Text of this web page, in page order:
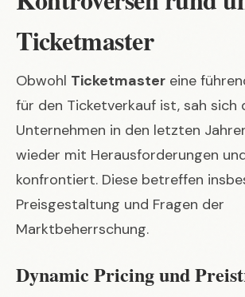
Ticketmaster
Obwohl Ticketmaster eine
für den Ticketverkauf ist, sah sich
Unternehmen in den letzten
wieder mit Herausforderungen
konfrontiert. Diese betreffen
Preisgestaltung und Fragen der
Marktbeherrschung.
Dynamic Pricing und